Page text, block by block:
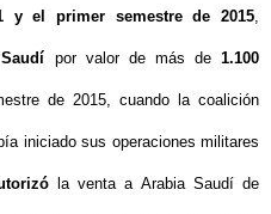
y el primer semestre de 2015,
por valor de más de 1.100
de 2015, cuando la coalición
iniciado sus operaciones militares
la venta a Arabia Saudí de